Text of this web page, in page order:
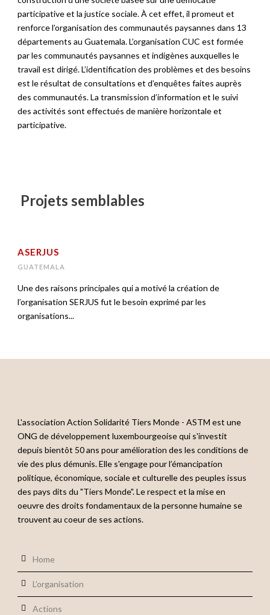
participative et la justice sociale. À cet effet, il promeut et
renforce l’organisation des communautés paysannes dans 13
départements au Guatemala. L’organisation CUC est formée
par les communautés paysannes et indigènes auxquelles le
travail est dirigé. L’identification des problèmes et des besoins
est le résultat de consultations et d’enquêtes faites auprès
des communautés. La transmission d’information et le suivi
des activités sont effectués de manière horizontale et
participative.
Projets semblables
ASERJUS
GUATEMALA
Une des raisons principales qui a motivé la création de
l’organisation SERJUS fut le besoin exprimé par les
organisations...
L'association Action Solidarité Tiers Monde - ASTM est une
ONG de développement luxembourgeoise qui s'investit
depuis bientôt 50 ans pour amélioration des les conditions de
vie des plus démunis. Elle s'engage pour l’émancipation
politique, économique, sociale et culturelle des peuples issus
des pays dits du "Tiers Monde". Le respect et la mise en
oeuvre des droits fondamentaux de la personne humaine se
trouvent au coeur de ses actions.
Home
L’organisation
Actions